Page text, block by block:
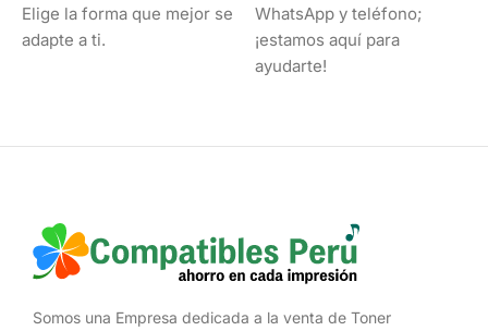
Elige la forma que mejor se
adapte a ti.
WhatsApp y teléfono;
¡estamos aquí para
ayudarte!
Somos una Empresa dedicada a la venta de Toner